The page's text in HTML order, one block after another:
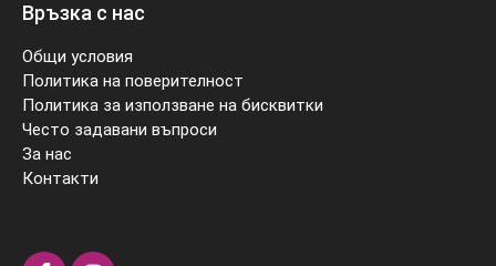
Връзка с нас
Общи условия
Политика на поверителност
Политика за използване на бисквитки
Често задавани въпроси
За нас
Контакти